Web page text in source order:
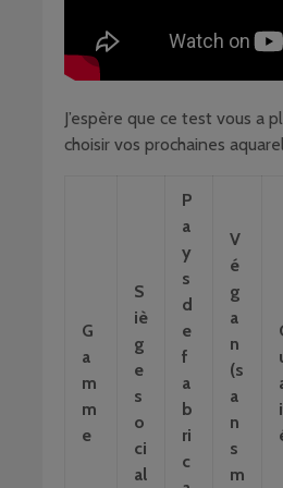
J’espère que ce test vous a
choisir vos prochaines
G
a
m
m
e
S
iè
g
e
s
o
ci
al
P
a
y
s
d
e
f
a
b
ri
c
V
é
g
a
n
(s
a
n
s
m